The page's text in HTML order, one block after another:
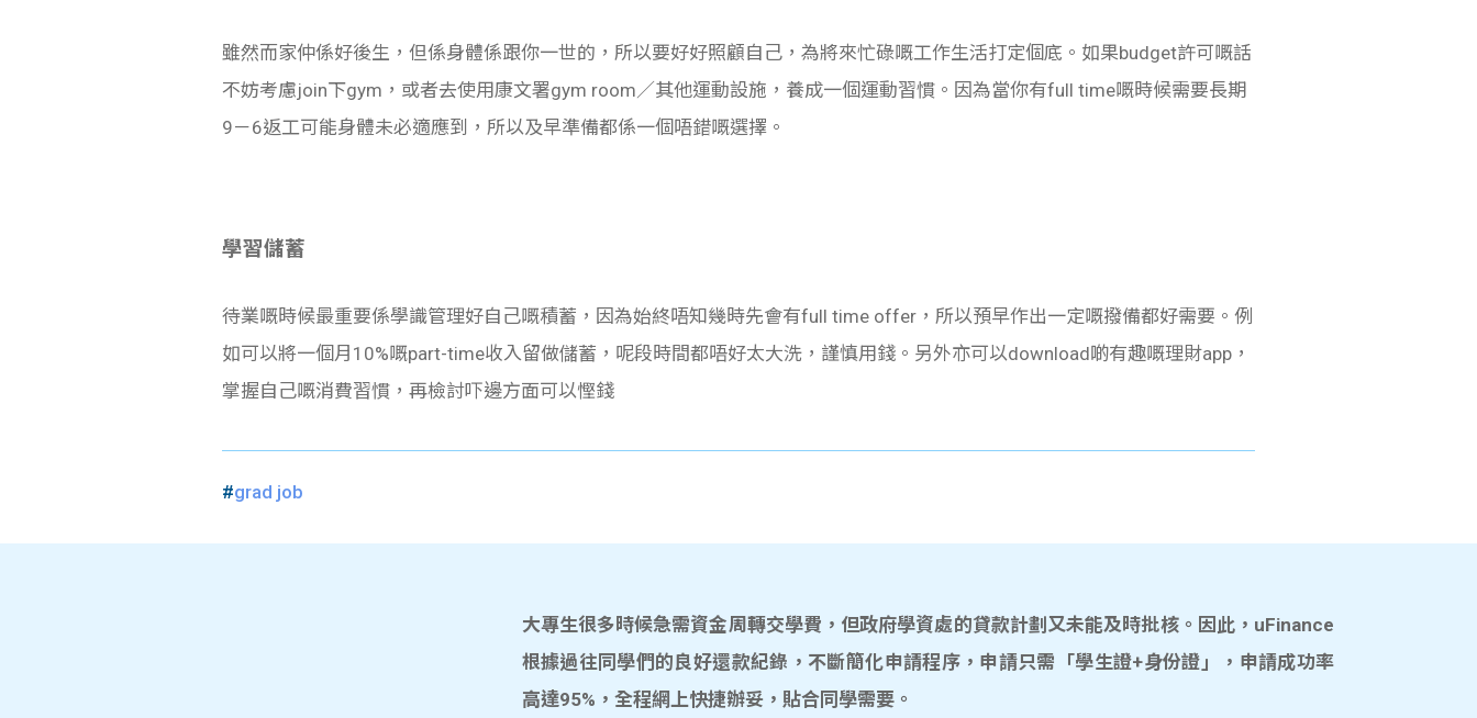
雖然而家仲係好後生，但係身體係跟你一世的，所以要好好照顧自己，為將來忙碌嘅工作生活打定個底。如果budget許可嘅話
不妨考慮join下gym，或者去使用康文署gym room／其他運動設施，養成一個運動習慣。因為當你有full time嘅時候需要長期
9－6返工可能身體未必適應到，所以及早準備都係一個唔錯嘅選擇。
學習儲蓄
待業嘅時候最重要係學識管理好自己嘅積蓄，因為始終唔知幾時先會有full time offer，所以預早作出一定嘅撥備都好需要。例
如可以將一個月10%嘅part-time收入留做儲蓄，呢段時間都唔好太大洗，謹慎用錢。另外亦可以download啲有趣嘅理財app，
掌握自己嘅消費習慣，再檢討吓邊方面可以慳錢
#grad job
大專生很多時候急需資金周轉交學費，但政府學資處的貸款計劃又未能及時批核。因此，uFinance
根據過往同學們的良好還款紀錄，不斷簡化申請程序，申請只需「學生證+身份證」，申請成功率
高達95%，全程網上快捷辦妥，貼合同學需要。